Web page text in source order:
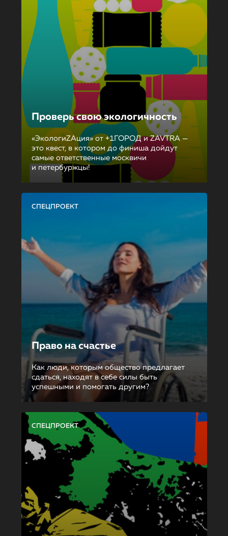
Проверь свою экологичность
«ЭкологиZAция» от +1ГОРОД и ZAVTRA —
это квест, в котором до финиша дойдут
самые ответственные москвичи
и петербуржцы!
СПЕЦПРОЕКТ
Право на счастье
Как люди, которым общество предлагает
сдаться, находят в себе силы быть
успешными и помогать другим?
СПЕЦПРОЕКТ